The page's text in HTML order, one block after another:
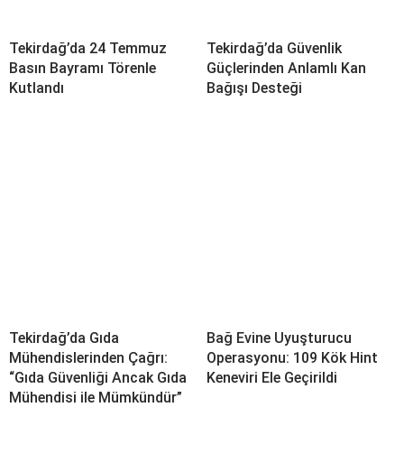
Tekirdağ’da 24 Temmuz
Basın Bayramı Törenle
Kutlandı
Tekirdağ’da Güvenlik
Güçlerinden Anlamlı Kan
Bağışı Desteği
Tekirdağ’da Gıda
Mühendislerinden Çağrı:
“Gıda Güvenliği Ancak Gıda
Mühendisi ile Mümkündür”
Bağ Evine Uyuşturucu
Operasyonu: 109 Kök Hint
Keneviri Ele Geçirildi